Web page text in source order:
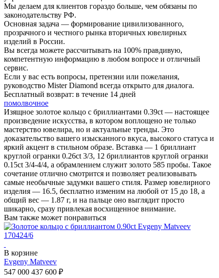
Мы делаем для клиентов гораздо больше, чем обязаны по
законодательству РФ.
Основная задача — формирование цивилизованного,
прозрачного и честного рынка вторичных ювелирных
изделий в России.
Вы всегда можете рассчитывать на 100% правдивую,
компетентную информацию в любом вопросе и отличный
сервис.
Если у вас есть вопросы, претензии или пожелания,
руководство Mister Diamond всегда открыто для диалога.
Бесплатный возврат: в течение 14 дней
помолвочное
Изящное золотое кольцо с бриллиантами 0.39ct — настоящее
произведение искусства, в котором воплощено не только
мастерство ювелира, но и актуальные тренды. Это
доказательство вашего изысканного вкуса, высокого статуса и
яркий акцент в стильном образе. Вставка — 1 бриллиант
круглой огранки 0.26ct 3/3, 12 бриллиантов круглой огранки
0.15ct 3/4-4/4, а обрамлением служит золото 585 пробы. Такое
сочетание отлично смотрится и позволяет реализовывать
самые необычные задумки вашего стиля. Размер ювелирного
изделия — 16.5, бесплатно изменим на любой от 15 до 18, а
общий вес — 1.87 г, и на пальце оно выглядит просто
шикарно, сразу привлекая восхищенное внимание.
Вам также может понравиться
В корзине
Evgeny Matveev
547 000 437 600 ₽